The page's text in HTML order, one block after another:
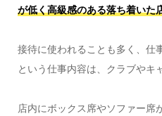
が低く高級感のある落ち着いた
接待に使われることも多く、仕
という仕事内容は、クラブやキ
店内にボックス席やソファー席